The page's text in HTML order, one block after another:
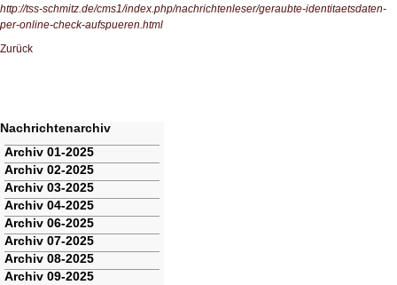
http://tss-schmitz.de/cms1/index.php/nachrichtenleser/geraubte-identitaetsdaten-
per-online-check-aufspueren.html
Zurück
Nachrichtenarchiv
Navigation
überspringen
Archiv 01-2025
Archiv 02-2025
Archiv 03-2025
Archiv 04-2025
Archiv 06-2025
Archiv 07-2025
Archiv 08-2025
Archiv 09-2025